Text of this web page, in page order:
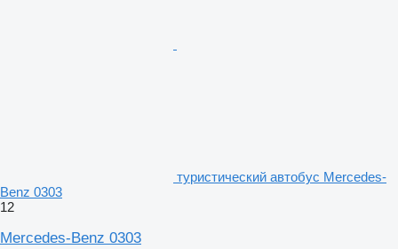
туристический автобус Mercedes-
Benz 0303
12
Mercedes-Benz 0303